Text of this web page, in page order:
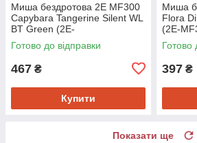
Миша бездротова 2E MF300
Capybara Tangerine Silent WL
BT Green (2E-
MF300WCAPIBARAGN)
Готово до відправки
467 ₴
Купити
Миша
Flora
(2E-
Готово
397 ₴
Показати ще